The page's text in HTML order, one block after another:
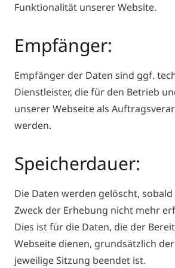
Funktionalität unserer Website.
Empfänger:
Empfänger der Daten sind ggf.
Dienstleister, die für den Betrieb
unserer Webseite als
werden.
Speicherdauer:
Die Daten werden gelöscht,
Zweck der Erhebung nicht mehr
Dies ist für die Daten, die der
Webseite dienen, grundsätzlich
jeweilige Sitzung beendet ist.